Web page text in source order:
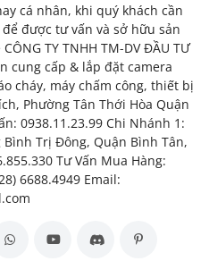
cá nhân, khi quý khách cần
được tư vấn và sở hữu sản
TY TNHH TM-DV ĐẦU TƯ
cung cấp & lắp đặt camera
cháy, máy chấm công, thiết bị
Phường Tân Thới Hòa Quận
0938.11.23.99 Chi Nhánh 1:
Trị Đông, Quận Bình Tân,
Tư Vấn Mua Hàng:
6688.4949 Email: